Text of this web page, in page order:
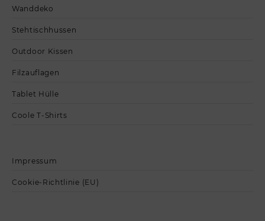
Wanddeko
Stehtischhussen
Outdoor Kissen
Filzauflagen
Tablet Hülle
Coole T-Shirts
Impressum
Cookie-Richtlinie (EU)